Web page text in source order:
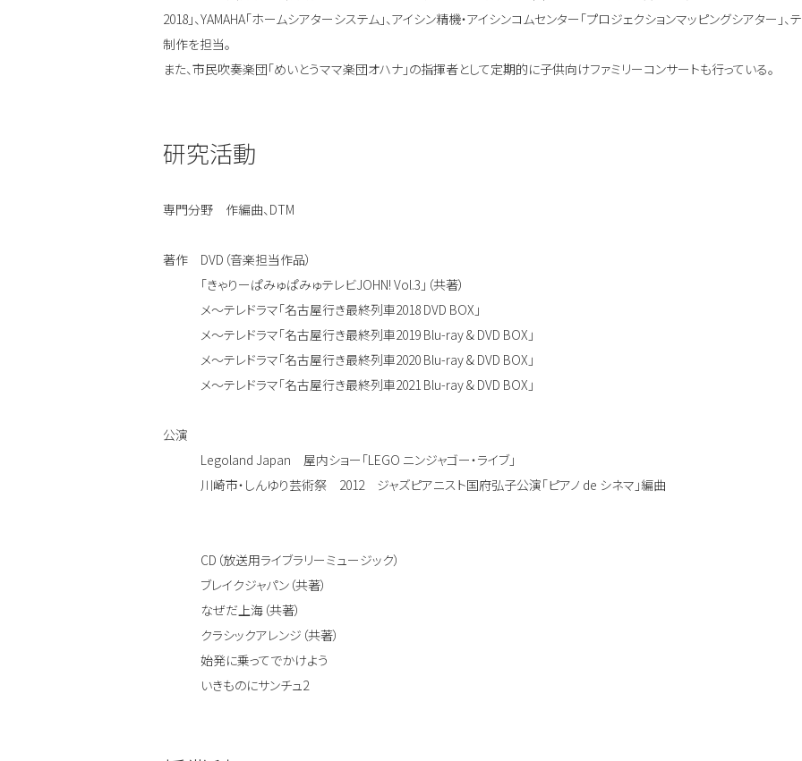
2018」、YAMAHA「ホームシアターシステム」、アイシン精機・アイシンコムセンター「プロジェクションマッピングシアター」
制作を担当。
また、市民吹奏楽団「めいとうママ楽団オハナ」の指揮者として定期的に子供向けファミリーコンサートも行っている。
研究活動
専門分野 作編曲、DTM
著作 DVD（音楽担当作品）
「きゃりーぱみゅぱみゅテレビJOHN! Vol.3」（共著）
メ〜テレドラマ「名古屋行き最終列車2018 DVD BOX」
メ〜テレドラマ「名古屋行き最終列車2019 Blu-ray & DVD BOX」
メ〜テレドラマ「名古屋行き最終列車2020 Blu-ray & DVD BOX」
メ〜テレドラマ「名古屋行き最終列車2021 Blu-ray & DVD BOX」
公演
Legoland Japan 屋内ショー「LEGO ニンジャゴー・ライブ」
川崎市・しんゆり芸術祭 2012 ジャズピアニスト国府弘子公演「ピアノ de シネマ」編曲
CD（放送用ライブラリーミュージック）
ブレイクジャパン（共著）
なぜだ上海（共著）
クラシックアレンジ（共著）
始発に乗ってでかけよう
いきものにサンチュ2